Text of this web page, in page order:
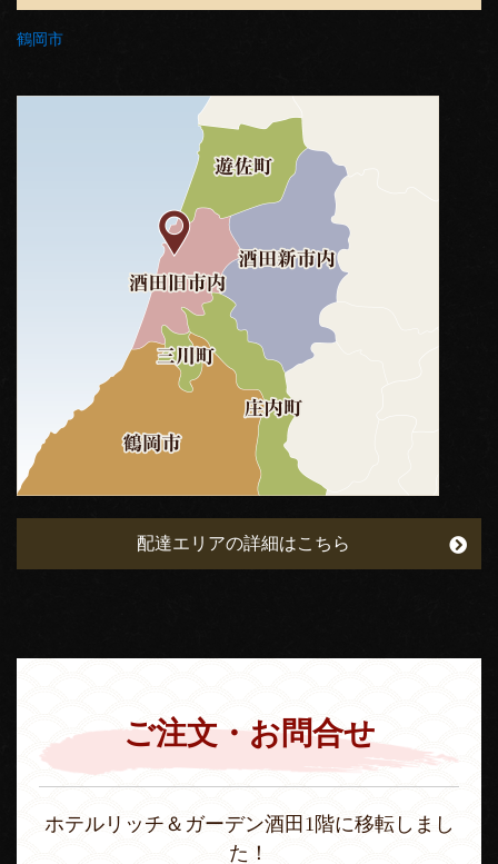
鶴岡市
配達エリアの詳細はこちら
ご注文・お問合せ
ホテルリッチ＆ガーデン酒田1階に移転しまし
た！